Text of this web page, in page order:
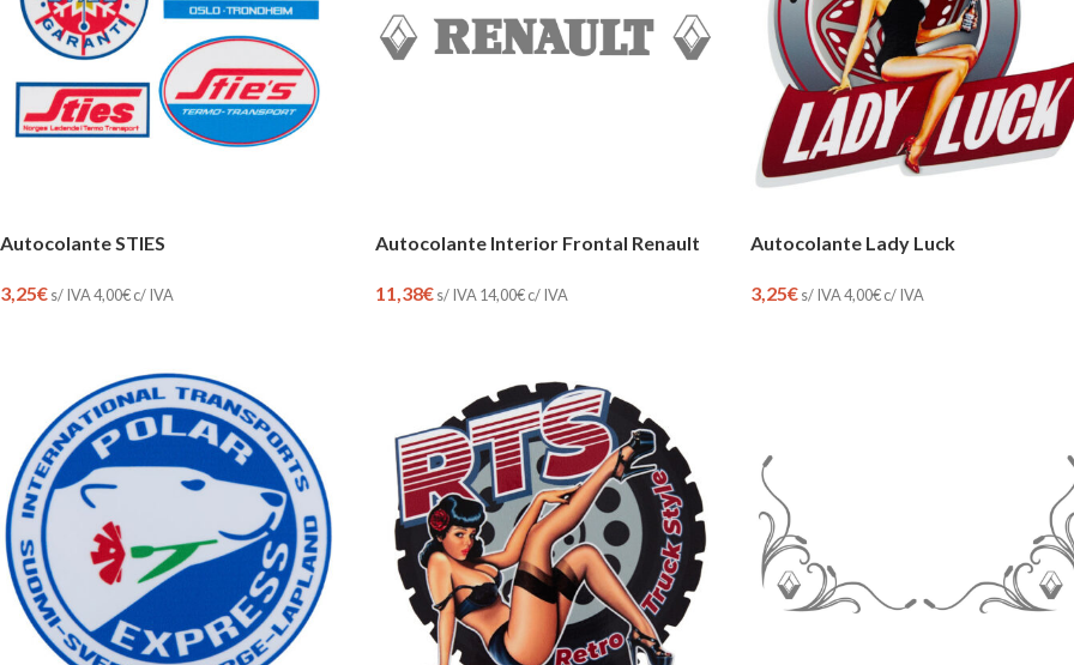
Autocolante STIES
3,25€s/ IVA4,00€c/ IVA
Autocolante Interior Frontal Renault
11,38€s/ IVA 14,00€c/ IVA
Autocolante Lady Luck
3,25€s/ IVA4,00€c/ IVA